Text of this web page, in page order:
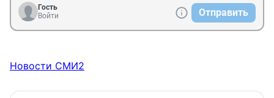
Гость
Войти
Отправить
Новости СМИ2